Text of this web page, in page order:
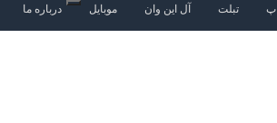
تبلت آل این وان موبایل درباره ما